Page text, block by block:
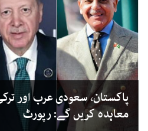
پاکستان، سعودی عرب اور
معاہدہ کریں گے: رپورٹ